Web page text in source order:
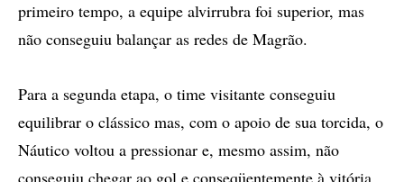
primeiro tempo, a equipe alvirrubra foi superior, mas
não conseguiu balançar as redes de Magrão.
Para a segunda etapa, o time visitante conseguiu
equilibrar o clássico mas, com o apoio de sua torcida, o
Náutico voltou a pressionar e, mesmo assim, não
conseguiu chegar ao gol e conseqüentemente à vitória.